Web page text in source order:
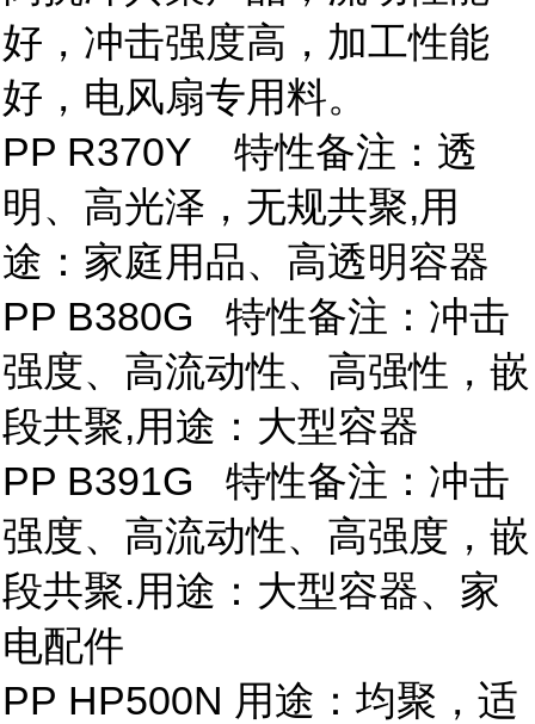
好，冲击强度高，加工性能
好，电风扇专用料。
PP R370Y 特性备注：透
明、高光泽，无规共聚,用
途：家庭用品、高透明容器
PP B380G 特性备注：冲击
强度、高流动性、高强性，嵌
段共聚,用途：大型容器
PP B391G 特性备注：冲击
强度、高流动性、高强度，嵌
段共聚.用途：大型容器、家
电配件
PP HP500N 用途：均聚，适